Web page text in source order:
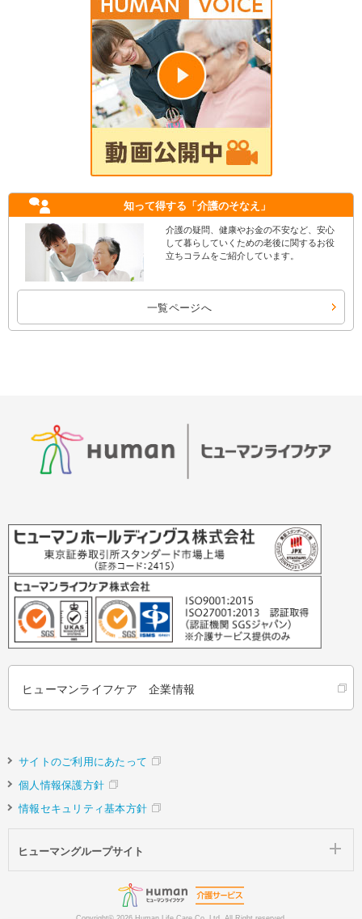
知って得する 「介護のそなえ」
介護の疑問、健康やお金の不安など、安心
して暮らしていくための老後に関するお役
立ちコラムをご紹介しています。
一覧ページへ
ヒューマンライフケア 企業情報
サイトのご利用にあたって
個人情報保護方針
情報セキュリティ基本方針
ヒューマングループサイト